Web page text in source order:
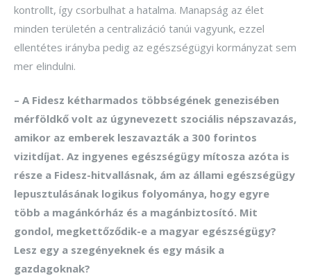
kontrollt, így csorbulhat a hatalma. Manapság az élet
minden területén a centralizáció tanúi vagyunk, ezzel
ellentétes irányba pedig az egészségügyi kormányzat sem
mer elindulni.
– A Fidesz kétharmados többségének genezisében
mérföldkő volt az úgynevezett szociális népszavazás,
amikor az emberek leszavazták a 300 forintos
vizitdíjat. Az ingyenes egészségügy mítosza azóta is
része a Fidesz-hitvallásnak, ám az állami egészségügy
lepusztulásának logikus folyománya, hogy egyre
több a magánkórház és a magánbiztosító. Mit
gondol, megkettőződik-e a magyar egészségügy?
Lesz egy a szegényeknek és egy másik a
gazdagoknak?